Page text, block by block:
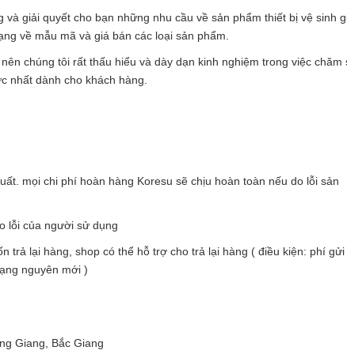
giải quyết cho bạn những nhu cầu về sản phẩm thiết bị vệ sinh
về mẫu mã và giá bán các loại sản phẩm.
chúng tôi rất thấu hiểu và dày dạn kinh nghiệm trong việc chăm
nhất dành cho khách hàng.
mọi chi phí hoàn hàng Koresu sẽ chịu hoàn toàn nếu do lỗi sản
lỗi của người sử dụng
lại hàng, shop có thể hỗ trợ cho trả lại hàng ( điều kiện: phí gửi
nguyên mới )
Giang, Bắc Giang